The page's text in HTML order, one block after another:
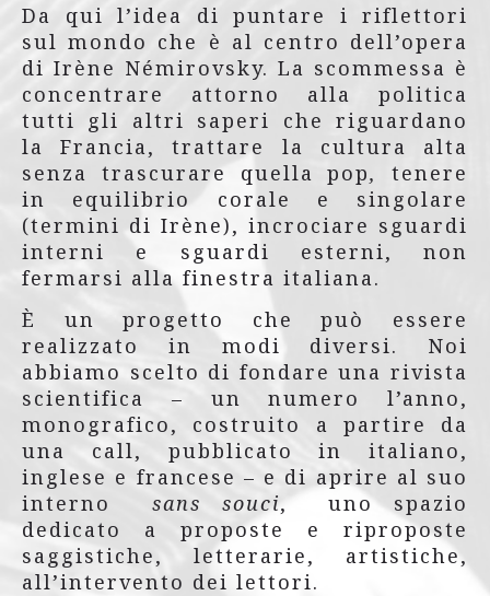
Da qui l’idea di puntare i riflettori
sul mondo che è al centro dell’opera
di Irène Némirovsky. La scommessa è
concentrare attorno alla politica
tutti gli altri saperi che riguardano
la Francia, trattare la cultura alta
senza trascurare quella pop, tenere
in equilibrio corale e singolare
(termini di Irène), incrociare sguardi
interni e sguardi esterni, non
fermarsi alla finestra italiana.
È un progetto che può essere
realizzato in modi diversi. Noi
abbiamo scelto di fondare una rivista
scientifica – un numero l’anno,
monografico, costruito a partire da
una call, pubblicato in italiano,
inglese e francese – e di aprire al suo
interno sans souci, uno spazio
dedicato a proposte e riproposte
saggistiche, letterarie, artistiche,
all’intervento dei lettori.